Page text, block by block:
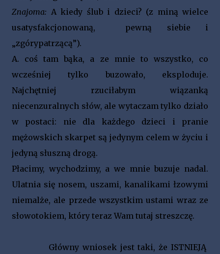
Znajoma: A kiedy ślub i dzieci? (z miną wielce
usatysfakcjonowaną, pewną siebie i
„zgórypatrzącą”).
A. coś tam bąka, a ze mnie to wszystko, co
wcześniej tylko buzowało, eksploduje.
Najchętniej rzuciłabym wiązanką
niecenzuralnych słów, ale wytaczam tylko działo
w postaci: nie dla każdego dzieci i pranie
mężowskich skarpet są jedynym celem w życiu i
jedyną słuszną drogą.
Płacimy, wychodzimy, a we mnie buzuje nadal.
Ulatnia się nosem, uszami, kanalikami łzowymi
niemalże, ale przede wszystkim ustami wraz ze
słowotokiem, który teraz Wam tutaj streszczę.
Główny wniosek jest taki, że ISTNIEJĄ